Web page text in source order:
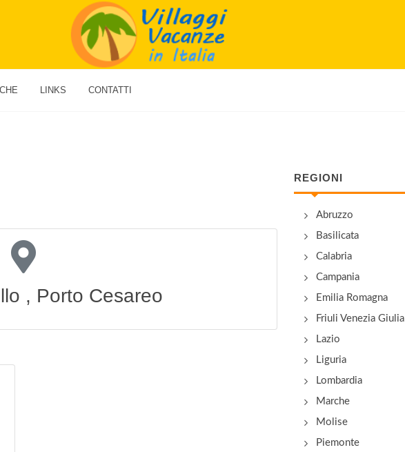
LINKS CONTATTI
, Porto Cesareo
REGIONI
Abruzzo
Basilicata
Calabria
Campania
Emilia Romagna
Friuli Venezia Giulia
Lazio
Liguria
Lombardia
Marche
Molise
Piemonte